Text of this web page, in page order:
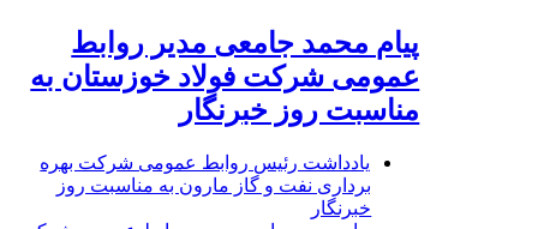
پیام محمد جامعی مدیر روابط
عمومی شرکت فولاد خوزستان به
مناسبت روز خبرنگار
یادداشت رئیس روابط عمومی شرکت بهره
برداری نفت و گاز مارون به مناسبت روز
خبرنگار